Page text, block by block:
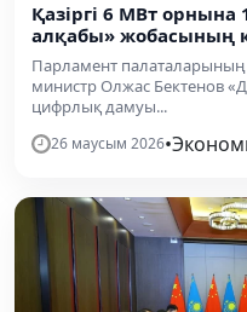
Қазіргі 6 МВт
алқабы» жобасының
Парламент
министр Олжас Бектенов
цифрлық дамуы...
26 маусым 2026•